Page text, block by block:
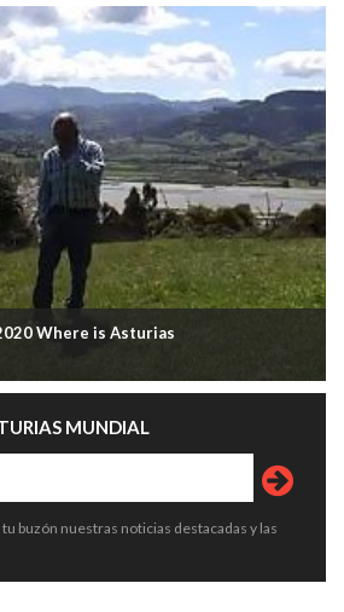
Where is Asturias
MUNDIAL
buzón nuestras noticias destacadas y las